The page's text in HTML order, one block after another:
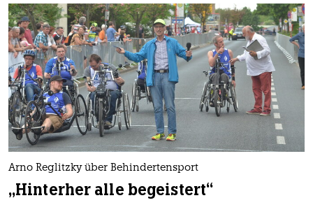
Arno Reglitzky über Behindertensport
„Hinterher alle begeistert“